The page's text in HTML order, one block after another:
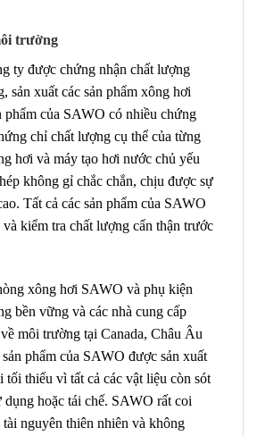
trường
ty được chứng nhận chất lượng
sản xuất các sản phẩm xông hơi
phẩm của SAWO có nhiều chứng
chỉ chất lượng cụ thể của từng
hơi và máy tạo hơi nước chủ yếu
không gỉ chắc chắn, chịu được sự
Tất cả các sản phẩm của SAWO
kiểm tra chất lượng cẩn thận trước
xông hơi SAWO và phụ kiện
bền vững và các nhà cung cấp
môi trường tại Canada, Châu Âu
phẩm của SAWO được sản xuất
tối thiểu vì tất cả các vật liệu còn sót
dụng hoặc tái chế. SAWO rất coi
nguyên thiên nhiên và không